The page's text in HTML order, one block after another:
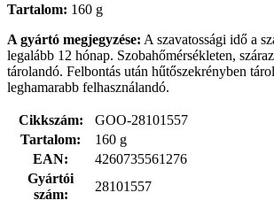
Tartalom: 160 g
A gyártó megjegyzése: A szavatossági idő a
legalább 12 hónap. Szobahőmérsékleten,
tárolandó. Felbontás után hűtőszekrényben
leghamarabb felhasználandó.
Cikkszám:
GOO-28101557
Tartalom:
160 g
EAN:
4260735561276
Gyártói
szám:
28101557